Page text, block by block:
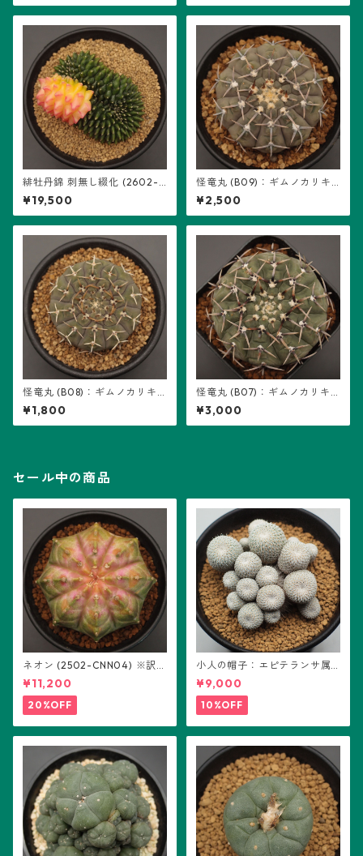
緋牡丹錦 刺無し綴化 (2602-H
B01)：ギムノカリキウム属 ※
実生
¥19,500
怪竜丸 (B09)：ギムノカリキ
ウム属 ※実生
¥2,500
怪竜丸 (B08)：ギムノカリキ
ウム属 ※実生
¥1,800
怪竜丸 (B07)：ギムノカリキ
ウム属 ※実生
¥3,000
セール中の商品
ネオン (2502-CNN04) ※訳あ
り：ギムノカリキウム属 ※実
生
¥11,200
20%OFF
小人の帽子：エピテランサ属
(B01)
¥9,000
10%OFF